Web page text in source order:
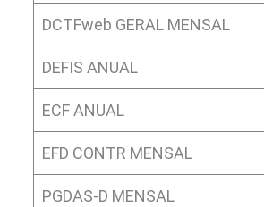
DCTFweb GERAL MENSAL
DEFIS ANUAL
ECF ANUAL
EFD CONTR MENSAL
PGDAS-D MENSAL